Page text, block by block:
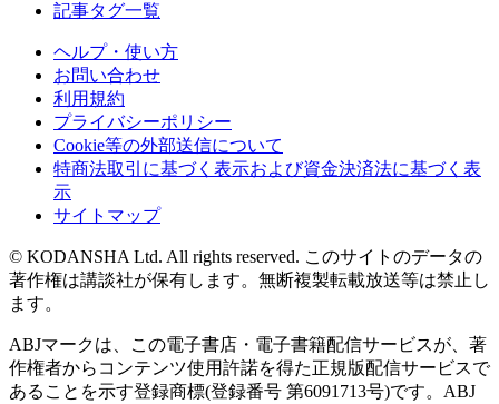
記事タグ一覧
ヘルプ・使い方
お問い合わせ
利用規約
プライバシーポリシー
Cookie等の外部送信について
特商法取引に基づく表示および資金決済法に基づく表
示
サイトマップ
© KODANSHA Ltd. All rights reserved. このサイトのデータの
著作権は講談社が保有します。無断複製転載放送等は禁止し
ます。
ABJマークは、この電子書店・電子書籍配信サービスが、著
作権者からコンテンツ使用許諾を得た正規版配信サービスで
あることを示す登録商標(登録番号 第6091713号)です。ABJ